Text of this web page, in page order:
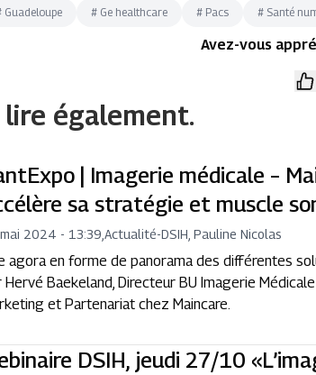
Guadeloupe # Ge healthcare # Pacs # Santé
Avez-vous
lire également.
| Imagerie médicale –
sa stratégie et muscle
2024 - 13:39 ,Actualité-DSIH, Pauline Nicolas
agora en forme de panorama des différentes
Hervé Baekeland, Directeur BU Imagerie
et Partenariat chez Maincare.
DSIH, jeudi 27/10